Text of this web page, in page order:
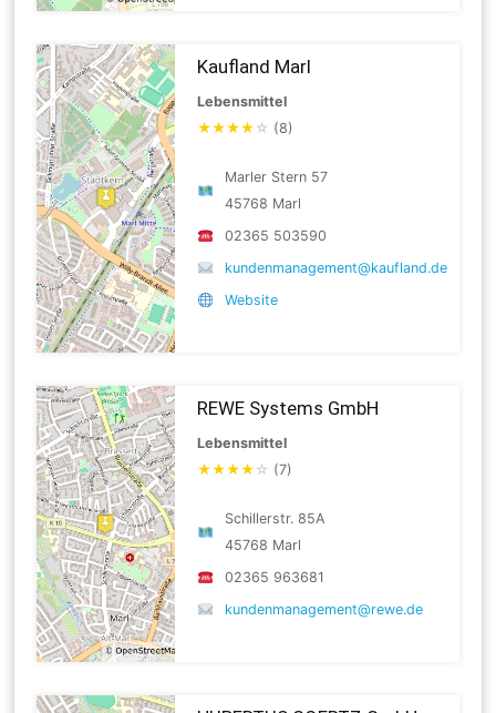
Kaufland Marl
Lebensmittel
★★★★ ☆ (8)
Marler Stern 57
45768 Marl
02365 503590
kundenmanagement@kaufland.de
Website
REWE Systems GmbH
Lebensmittel
★★★★ ☆ (7)
Schillerstr. 85A
45768 Marl
02365 963681
kundenmanagement@rewe.de